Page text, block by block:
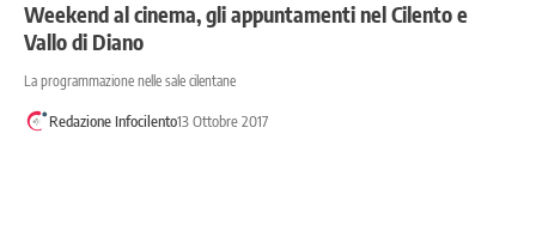
Weekend al cinema, gli appuntamenti nel Cilento e
Vallo di Diano
La programmazione nelle sale cilentane
Redazione Infocilento13 Ottobre 2017